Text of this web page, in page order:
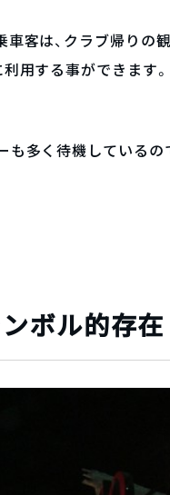
客は、クラブ帰りの
利用する事ができます
も多く待機している
ボル的存在